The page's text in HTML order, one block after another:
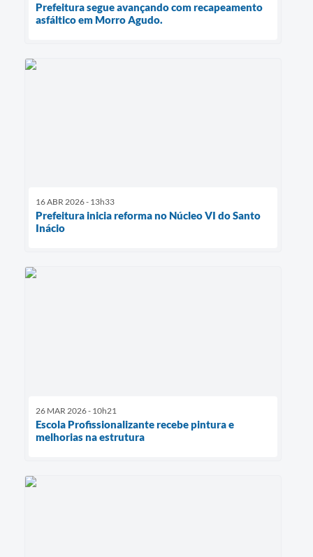
Prefeitura segue avançando com recapeamento
asfáltico em Morro Agudo.
16 ABR 2026 - 13h33
Prefeitura inicia reforma no Núcleo VI do Santo
Inácio
26 MAR 2026 - 10h21
Escola Profissionalizante recebe pintura e
melhorias na estrutura